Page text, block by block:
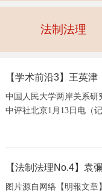
法制法理
【学术前沿3】王英
中国人民大学两岸关系
中评社北京1月13日电（
径”的主题演讲。他表示
【法制法理No.4】袁
图片源自网络【明報文